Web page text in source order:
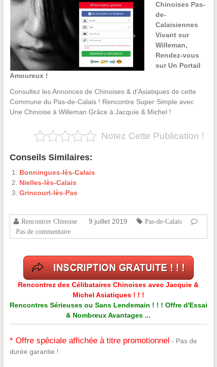
Chinoises Pas-
de-
Calaisiennes
Vivant sur
Willeman,
Rendez-vous
sur Un Portail
Amoureux !
Consultez les Annonces de Chinoises & d’Asiatiques de cette
Commune du Pas-de-Calais ! Rencontre Super Simple avec
Une Chinoise à Willeman Grâce à Jacquie & Michel !
Notez Cette Publication !
Conseils Similaires:
Bonningues-lès-Calais
Nielles-lès-Calais
Grincourt-lès-Pas
Rencontrer Chinoise 9 juillet 2019
Pas-de-Calais
Pas de commentaire
Rencontrez des Célibataires Chinoises avec Jacquie &
Michel Asiatiques ! ! !
Rencontres Sérieuses ou Sans Lendemain ! ! ! Offre d'Essai
& Nombreux Avantages ...
* Offre spéciale affichée à titre promotionnel - Pas de
durée garantie !